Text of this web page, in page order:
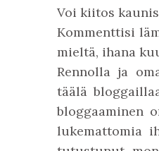
Voi kiitos
Kommenttisi
mieltä, ihana
Rennolla ja
täälä
bloggaaminen
lukemattomia